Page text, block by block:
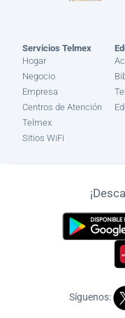
Servicios Telmex
Hogar
Negocio
Empresa
Centros de Atención
Telmex
Sitios WiFi
Síguenos: